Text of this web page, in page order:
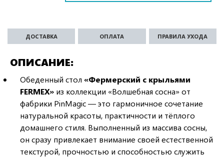
ОПИСАНИЕ
ДОСТАВКА ОПЛАТА ПРАВИЛА УХОДА
Обеденный стол «Фермерский с крыльями
FERMEX» из коллекции «Волшебная сосна» от
фабрики PinMagic — это гармоничное сочетание
натуральной красоты, практичности и тёплого
домашнего стиля. Выполненный из массива сосны,
он сразу привлекает внимание своей естественной
текстурой, прочностью и способностью служить